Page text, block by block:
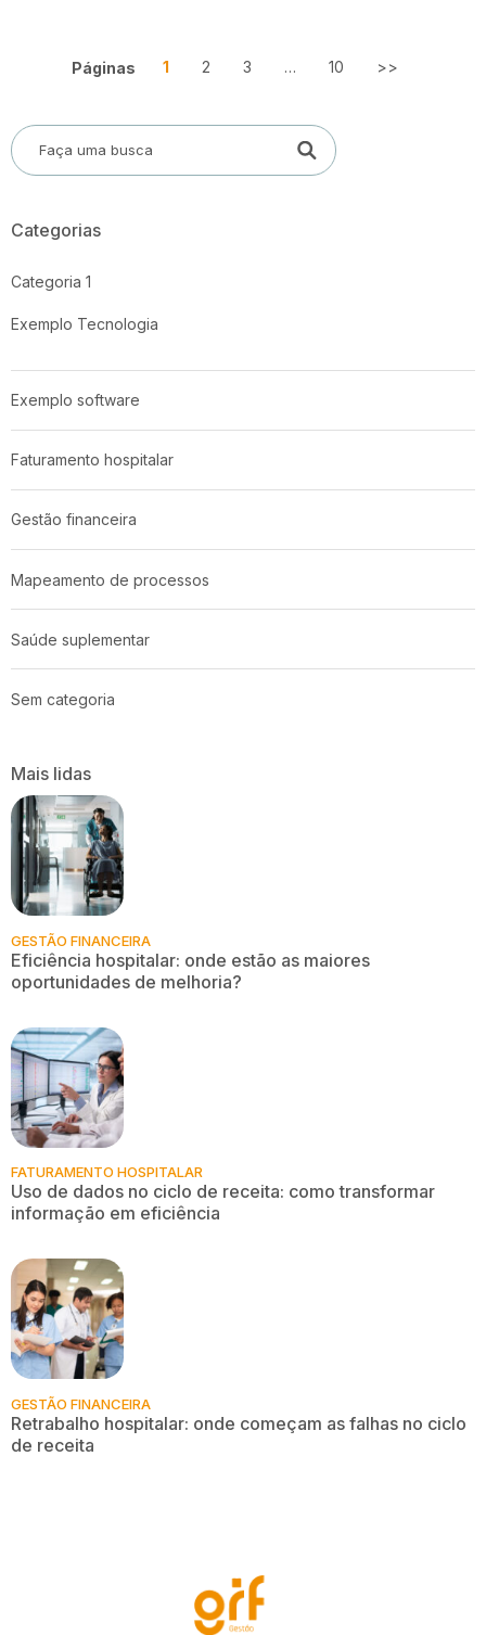
Páginas 1 2 3 … 10 >>
Categorias
Categoria 1
Exemplo Tecnologia
Exemplo software
Faturamento hospitalar
Gestão financeira
Mapeamento de processos
Saúde suplementar
Sem categoria
Mais lidas
GESTÃO FINANCEIRA
Eficiência hospitalar: onde estão as maiores
oportunidades de melhoria?
FATURAMENTO HOSPITALAR
Uso de dados no ciclo de receita: como transformar
informação em eficiência
GESTÃO FINANCEIRA
Retrabalho hospitalar: onde começam as falhas no ciclo
de receita